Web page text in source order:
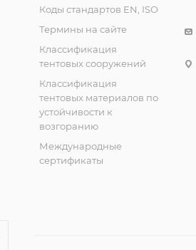
Коды стандартов EN, ISO
Термины на сайте
Классификация
тентовых сооружений
Классификация
тентовых материалов по
устойчивости к
возгоранию
Международные
сертификаты